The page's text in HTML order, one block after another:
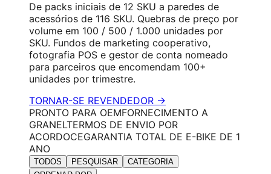
De packs iniciais de 12 SKU a paredes de
acessórios de 116 SKU. Quebras de preço por
volume em 100 / 500 / 1.000 unidades por
SKU. Fundos de marketing cooperativo,
fotografia POS e gestor de conta nomeado
para parceiros que encomendam 100+
unidades por trimestre.
TORNAR-SE REVENDEDOR →
PRONTO PARA OEMFORNECIMENTO A
GRANELTERMOS DE ENVIO POR
ACORDOCEGARANTIA TOTAL DE E-BIKE DE 1
ANO
TODOS PESQUISAR
CATEGORIA